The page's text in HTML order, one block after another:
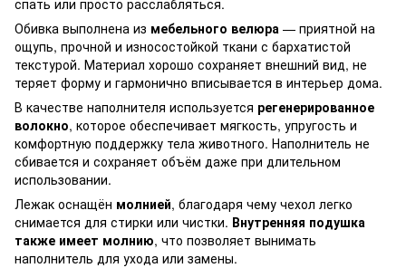
Обивка выполнена из мебельного велюра — приятной на
ощупь, прочной и износостойкой ткани с бархатистой
текстурой. Материал хорошо сохраняет внешний вид, не
теряет форму и гармонично вписывается в интерьер дома.
В качестве наполнителя используется регенерированное
волокно, которое обеспечивает мягкость, упругость и
комфортную поддержку тела животного. Наполнитель не
сбивается и сохраняет объём даже при длительном
использовании.
Лежак оснащён молнией, благодаря чему чехол легко
снимается для стирки или чистки. Внутренняя подушка
также имеет молнию, что позволяет вынимать
наполнитель для ухода или замены.